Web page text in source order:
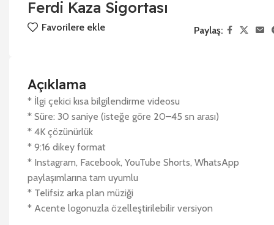
Ferdi Kaza Sigortası
Favorilere ekle Paylaş:
Açıklama
* İlgi çekici kısa bilgilendirme videosu
* Süre: 30 saniye (isteğe göre 20–45 sn arası)
* 4K çözünürlük
* 9:16 dikey format
* Instagram, Facebook, YouTube Shorts, WhatsApp
paylaşımlarına tam uyumlu
* Telifsiz arka plan müziği
* Acente logonuzla özelleştirilebilir versiyon